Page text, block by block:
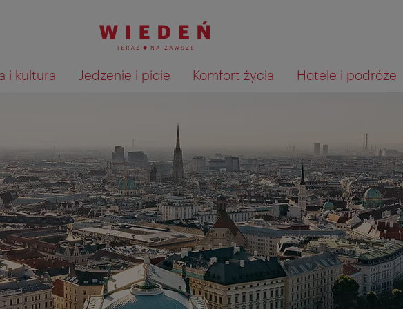
i kultura Jedzenie i picie Komfort życia Hotele i podróże